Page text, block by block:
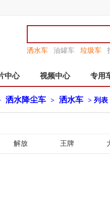
洒水车 油罐车 垃圾车
中心 视频中心 专用
洒水降尘车 > 洒水车 > 列表
解放 王牌